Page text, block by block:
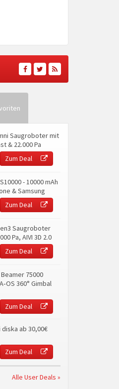
Saugroboter mit
& 22.000 Pa
Zum Deal
- 10000 mAh
& Samsung
Zum Deal
Saugroboter
Pa, AIVI 3D 2.0
Zum Deal
75000
360° Gimbal
Zum Deal
ab 30,00€
Zum Deal
Alle User Deals »